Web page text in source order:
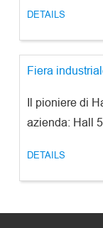
DETAILS
Fiera
Il pioniere di
azienda: Hall
DETAILS